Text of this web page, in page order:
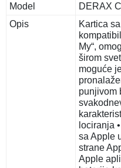
Model
DERAX
Opis
Kartica
My“,
širom
moguće
punjivom
lociranja
sa Apple
strane
Apple